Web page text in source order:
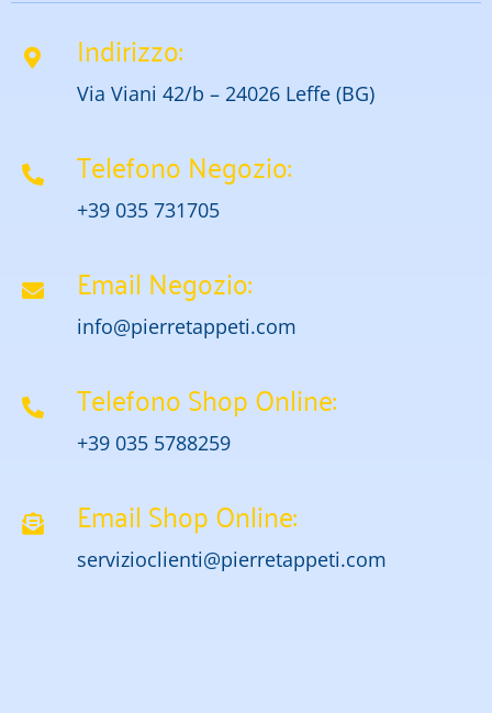
Indirizzo:
Via Viani 42/b – 24026 Leffe (BG)
Telefono Negozio:
+39 035 731705
Email Negozio:
info@pierretappeti.com
Telefono Shop Online:
+39 035 5788259
Email Shop Online:
servizioclienti@pierretappeti.com